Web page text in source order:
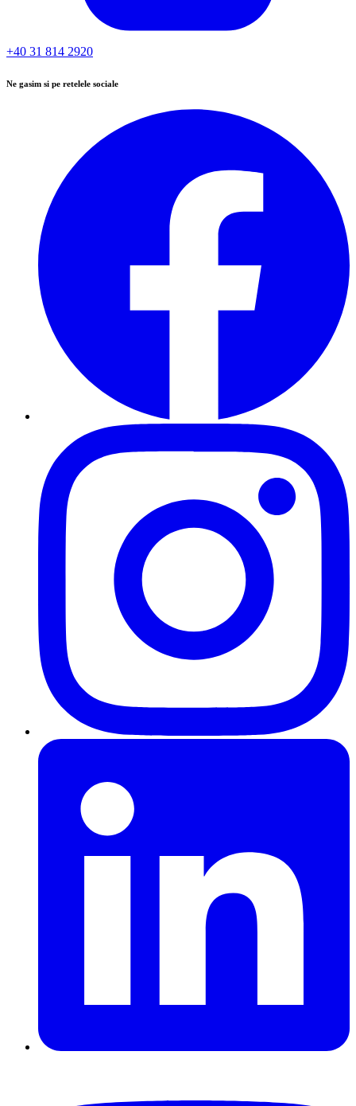
+40 31 814 2920
Ne gasim si pe retelele sociale